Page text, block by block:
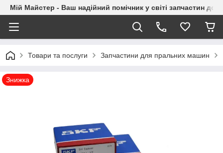
Мій Майстер - Ваш надійний помічник у світі запчастин до
Товари та послуги Запчастини для пральних машин
Знижка